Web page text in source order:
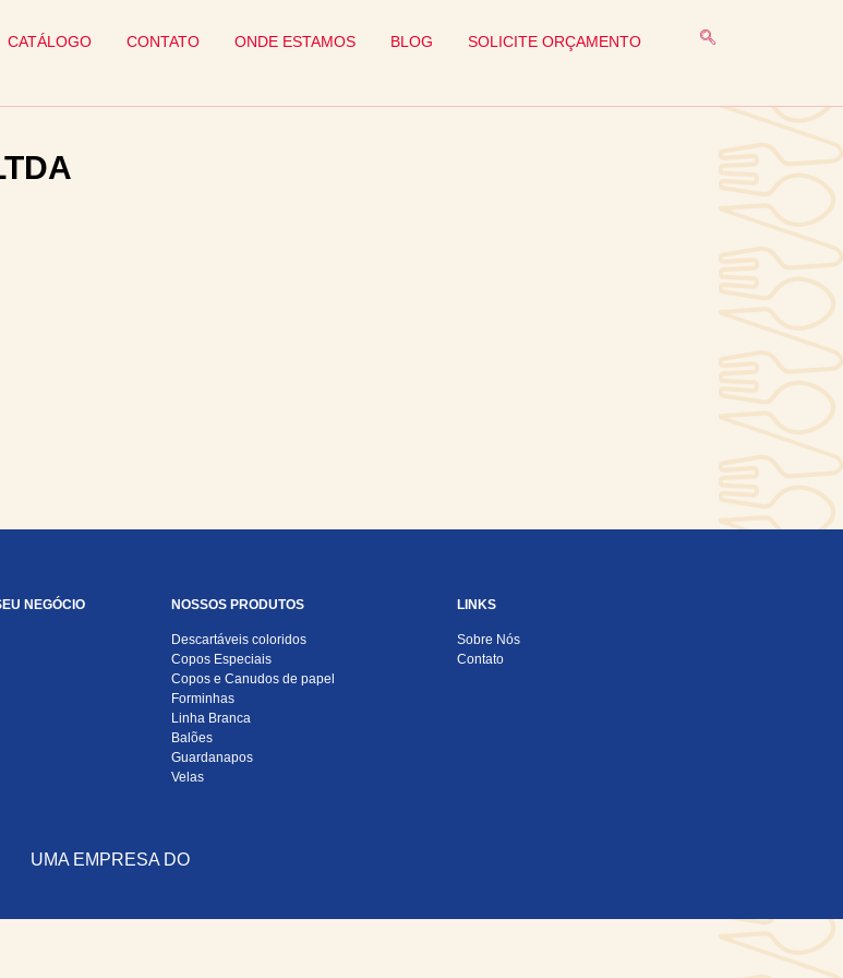
CATÁLOGO CONTATO ONDE ESTAMOS BLOG SOLICITE ORÇAMENTO
NEGÓCIO NOSSOS PRODUTOS
Descartáveis coloridos
Copos Especiais
Copos e Canudos de papel
Forminhas
Linha Branca
Balões
Guardanapos
Velas
LINKS
Sobre Nós
Contato
UMA EMPRESA DO